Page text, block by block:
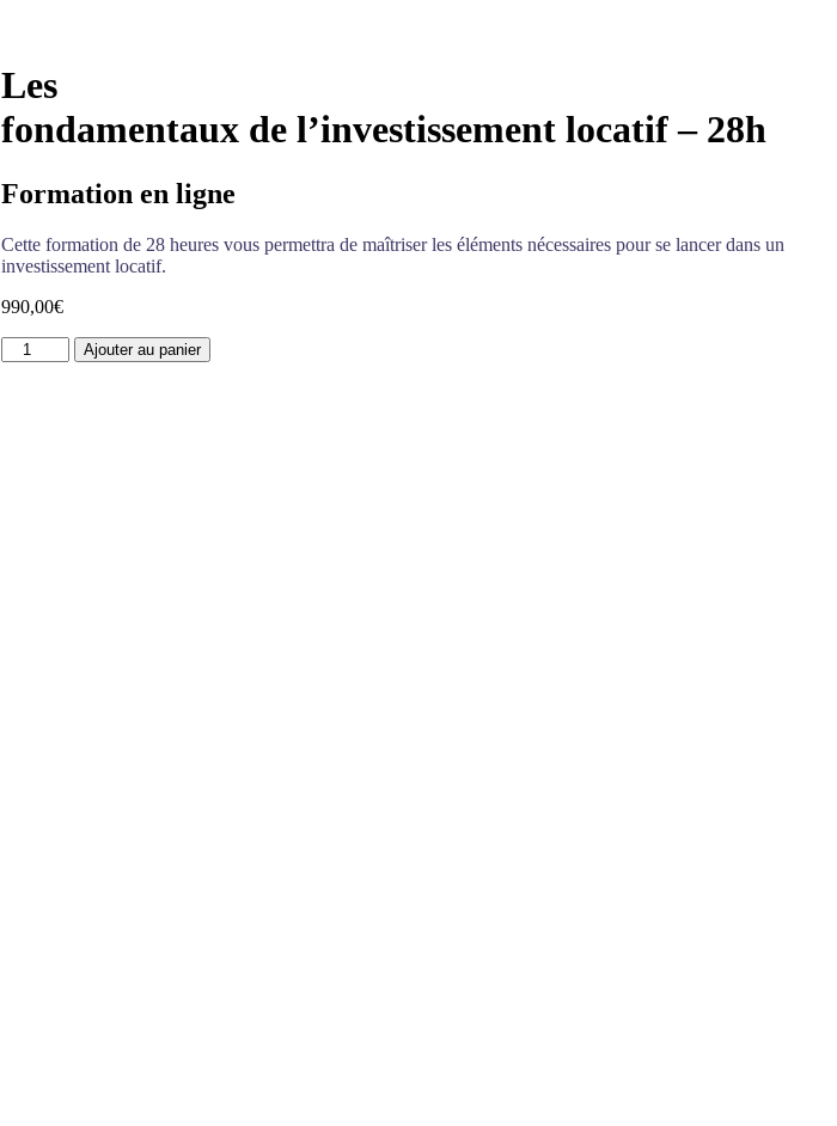
Les
fondamentaux de l’investissement locatif – 28h
Formation en ligne
Cette formation de 28 heures vous permettra de maîtriser les éléments nécessaires pour se lancer dans un
investissement locatif.
990,00€
quantité
de
Ajouter au panier